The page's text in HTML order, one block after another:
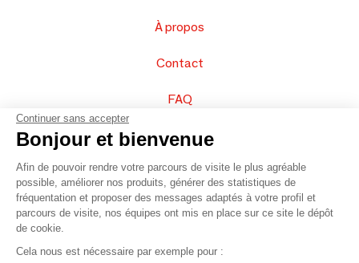
À propos
Contact
FAQ
Vendez vos produits
Plan du site
© 2016 –Organisation SAFI
Continuer sans accepter
Bonjour et bienvenue
Afin de pouvoir rendre votre parcours de visite le plus agréable
possible, améliorer nos produits, générer des statistiques de
fréquentation et proposer des messages adaptés à votre profil et
parcours de visite, nos équipes ont mis en place sur ce site le dépôt
de cookie.
Cela nous est nécessaire par exemple pour :